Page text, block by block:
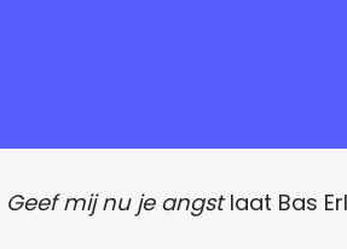
Geef mij nu je angstlaat Bas